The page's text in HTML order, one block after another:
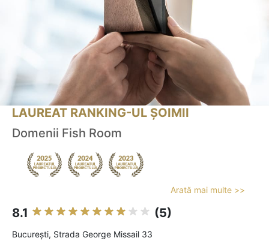
LAUREAT RANKING-UL ȘOIMII
Domenii Fish Room
Arată mai multe >>
8.1 (5)
Bucureşti, Strada George Missail 33